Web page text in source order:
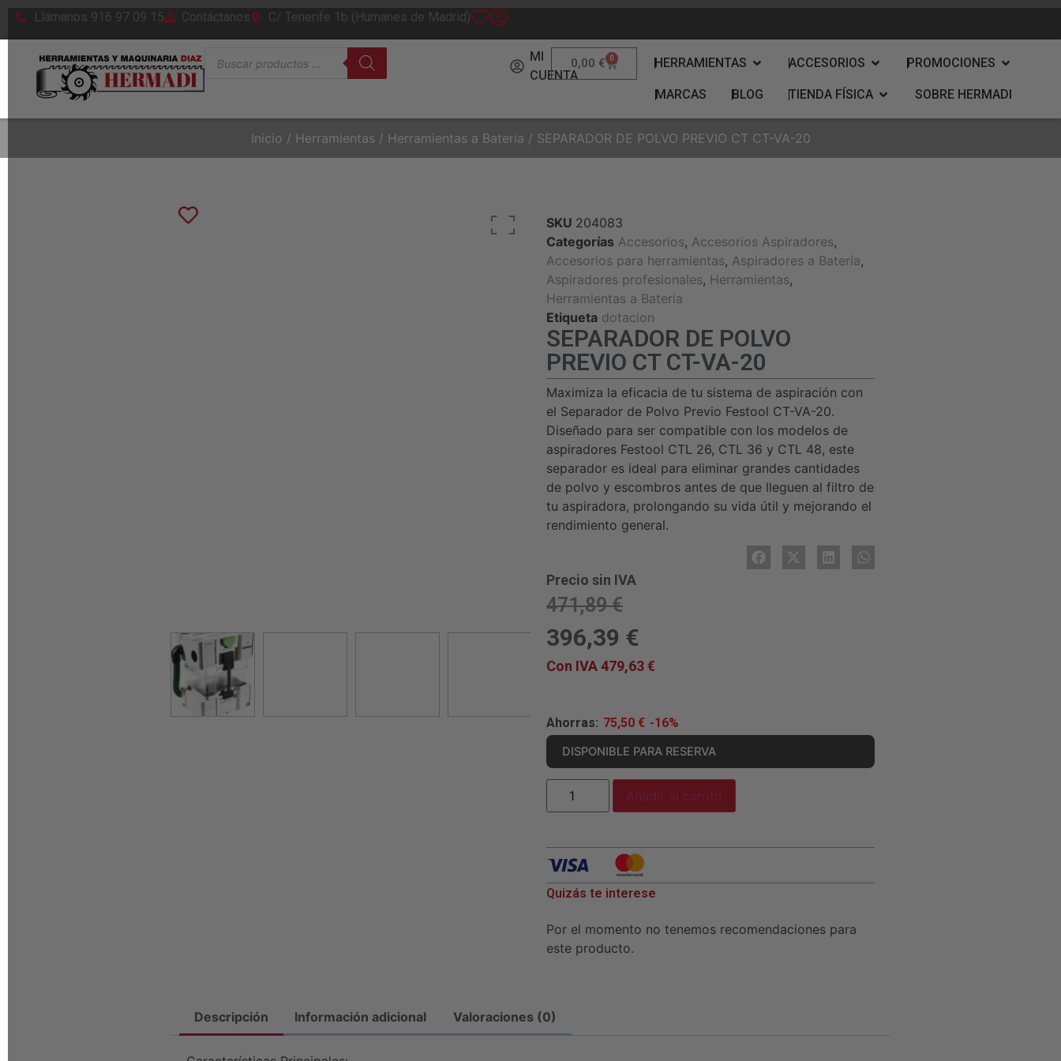
Llámanos 916 97 09 15 Contáctanos C/ Tenerife 1b (Humanes de Madrid)
MI
CUENTA
0,00 € 0 HERRAMIENTAS ACCESORIOS PROMOCIONES
MARCAS BLOG TIENDA FÍSICA SOBRE HERMADI
Inicio / Herramientas / Herramientas a Bateria / SEPARADOR DE POLVO PREVIO CT CT-VA-20
SKU 204083
Categorías Accesorios, Accesorios Aspiradores,
Accesorios para herramientas, Aspiradores a Batería,
Aspiradores profesionales, Herramientas,
Herramientas a Bateria
Etiqueta dotacion
SEPARADOR DE POLVO
PREVIO CT CT-VA-20
Maximiza la eficacia de tu sistema de aspiración con
el Separador de Polvo Previo Festool CT-VA-20.
Diseñado para ser compatible con los modelos de
aspiradores Festool CTL 26, CTL 36 y CTL 48, este
separador es ideal para eliminar grandes cantidades
de polvo y escombros antes de que lleguen al filtro de
tu aspiradora, prolongando su vida útil y mejorando el
rendimiento general.
Precio sin IVA
471,89€
396,39 €
Con IVA479,63€
Ahorras: 75,50 € -16%
DISPONIBLE PARA RESERVA
Añadir al carrito
Quizás te interese
Por el momento no tenemos recomendaciones para
este producto.
Descripción Información adicional Valoraciones (0)